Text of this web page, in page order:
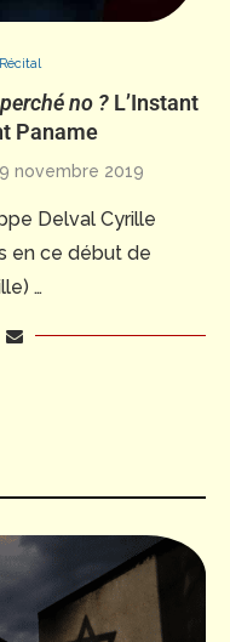
Récital
no ? L’Instant
Paname
novembre 2019
Delval Cyrille
en ce début de
…